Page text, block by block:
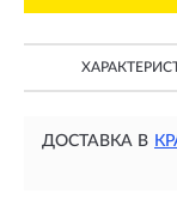
ДОСТАВКА В